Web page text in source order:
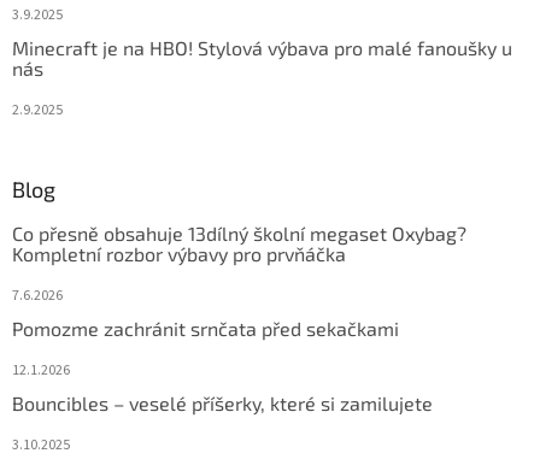
3.9.2025
Minecraft je na HBO! Stylová výbava pro malé fanoušky u
nás
2.9.2025
Blog
Co přesně obsahuje 13dílný školní megaset Oxybag?
Kompletní rozbor výbavy pro prvňáčka
7.6.2026
Pomozme zachránit srnčata před sekačkami
12.1.2026
Bouncibles – veselé příšerky, které si zamilujete
3.10.2025